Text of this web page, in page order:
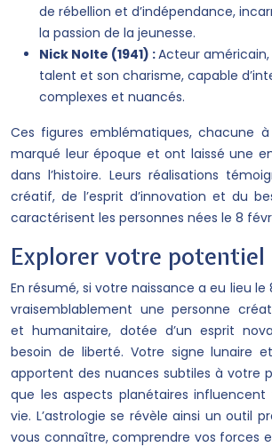
de rébellion et d’indépendance,
la passion de la jeunesse.
Nick Nolte (1941) :Acteur
talent et son charisme, capable
complexes et nuancés.
Ces figures emblématiques, chacune
marqué leur époque et ont laissé une
dans l’histoire. Leurs réalisations
créatif, de l’esprit d’innovation et du
caractérisent les personnes nées le 8
Explorer votre potentiel
En résumé, si votre naissance a eu lieu le
vraisemblablement une personne
et humanitaire, dotée d’un esprit
besoin de liberté. Votre signe lunaire
apportent des nuances subtiles à votre
que les aspects planétaires
vie. L’astrologie se révèle ainsi un outil
vous connaître, comprendre vos forces